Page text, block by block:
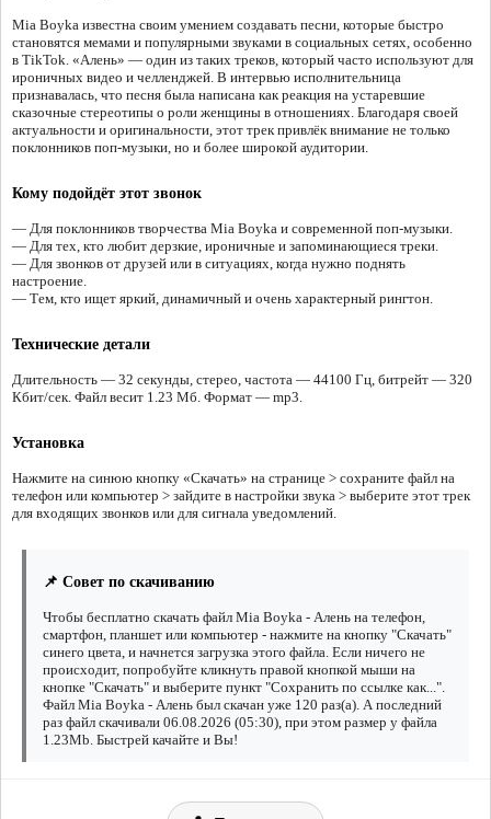
Mia Boyka известна своим умением создавать песни, которые быстро
становятся мемами и популярными звуками в социальных сетях, особенно
в TikTok. «Алень» — один из таких треков, который часто используют для
ироничных видео и челленджей. В интервью исполнительница
признавалась, что песня была написана как реакция на устаревшие
сказочные стереотипы о роли женщины в отношениях. Благодаря своей
актуальности и оригинальности, этот трек привлёк внимание не только
поклонников поп-музыки, но и более широкой аудитории.
Кому подойдёт этот звонок
— Для поклонников творчества Mia Boyka и современной поп-музыки.
— Для тех, кто любит дерзкие, ироничные и запоминающиеся треки.
— Для звонков от друзей или в ситуациях, когда нужно поднять
настроение.
— Тем, кто ищет яркий, динамичный и очень характерный рингтон.
Технические детали
Длительность — 32 секунды, стерео, частота — 44100 Гц, битрейт — 320
Кбит/сек. Файл весит 1.23 Мб. Формат — mp3.
Установка
Нажмите на синюю кнопку «Скачать» на странице > сохраните файл на
телефон или компьютер > зайдите в настройки звука > выберите этот трек
для входящих звонков или для сигнала уведомлений.
📌 Совет по скачиванию
Чтобы бесплатно скачать файл Mia Boyka - Алень на телефон,
смартфон, планшет или компьютер - нажмите на кнопку "Скачать"
синего цвета, и начнется загрузка этого файла. Если ничего не
происходит, попробуйте кликнуть правой кнопкой мыши на
кнопке "Скачать" и выберите пункт "Сохранить по ссылке как...".
Файл Mia Boyka - Алень был скачан уже 120 раз(а). А последний
раз файл скачивали 06.08.2026 (05:30), при этом размер у файла
1.23Mb. Быстрей качайте и Вы!